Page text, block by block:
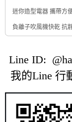
迷你造型電器 攜帶方
負離子吹風機快乾 抗
Line ID:
我的Line 行